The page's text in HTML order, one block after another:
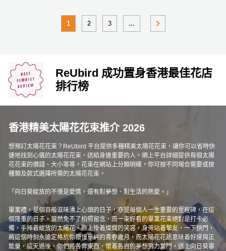
1 2 3 ...
ReUbird 成功置身香港最佳花店
排行榜
香港精美太陽花花束推介 2026
想預訂太陽花花束？ReUbird 平台提供多種精美太陽花花束，讓你可以省時快
捷地找到心儀的太陽花花束，送給身邊重要的人。網上平台詳細提供毎個太陽
花花束的價錢、大小等等，花束在網站上分類明確，你可按不同場合需要或按
種類及款式選擇所需的太陽花花束。
「向日葵綻放的不僅是愛情，還有對夢想、對生活的熱愛。」
畢業禮，是個百般滋味湧上心頭的日子，亦是每個人一生重要的里程碑，在這
個隆重的日子，當然免不了拍照留念，而一束好看的畢業花束絕對是打卡必
備，手捧着綻放的太陽花，臉上掛着燦爛的笑容，身旁站着摯友，一下快門，
將這個時刻永遠定格於你懵懂單純的青春歲月，而太陽花花語意味着好運與正
能量，這天過後，你們將各奔東西，懷着各自的夢想努力奮鬥，送上向日葵畢